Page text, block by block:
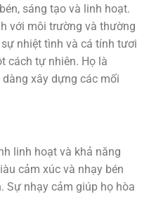
sáng tạo và linh hoạt.
với môi trường và thường
nhiệt tình và cá tính tươi
cách tự nhiên. Họ là
xây dựng các mối
linh hoạt và khả năng
cảm xúc và nhạy bén
Sự nhạy cảm giúp họ hòa